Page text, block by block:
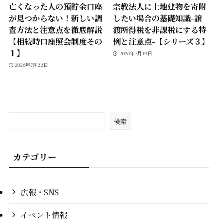
亡くなった人の預貯金口座
が見つからない！新しい調
査方法と注意点を徹底解説
【相続時口座照会制度その
１】
2026年7月22日
宗教法人に土地建物を寄附
したい場合の基礎知識-譲
渡所得税を非課税にする特
例と注意点-【シリーズ３】
2026年7月19日
検索
カテゴリー
広報・SNS
イベント情報